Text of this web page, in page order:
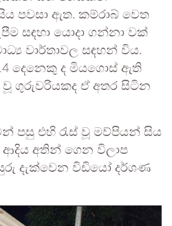
පවසා ඇත. කම්රාබ් වෙත
සඳහා යොදා ගන්නා වක්
වාර්තාවල සඳහන් විය.
දෙනෙකු ද මියගොස් ඇති
ගුරුවරියකද ඒ අතර සිටින
පසු එහි රැස් වූ මව්පියන් සිය
අතින් ගෙන විලාප
දැක්වෙන විඩියෝ දර්ශණ